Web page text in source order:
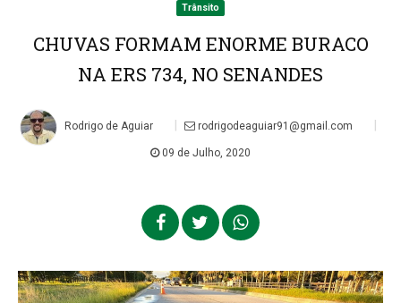
Trânsito
CHUVAS FORMAM ENORME BURACO
NA ERS 734, NO SENANDES
Rodrigo de Aguiar rodrigodeaguiar91@gmail.com
09 de Julho, 2020